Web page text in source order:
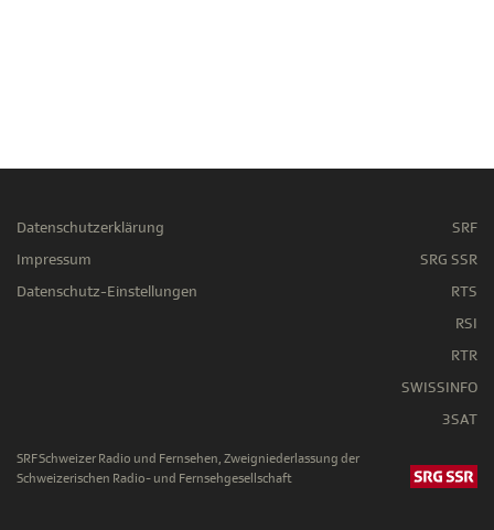
Datenschutzerklärung
Impressum
Datenschutz-Einstellungen
SRF
SRG SSR
RTS
RSI
RTR
SWISSINFO
3SAT
SRF Schweizer Radio und Fernsehen, Zweigniederlassung der
Schweizerischen Radio- und Fernsehgesellschaft